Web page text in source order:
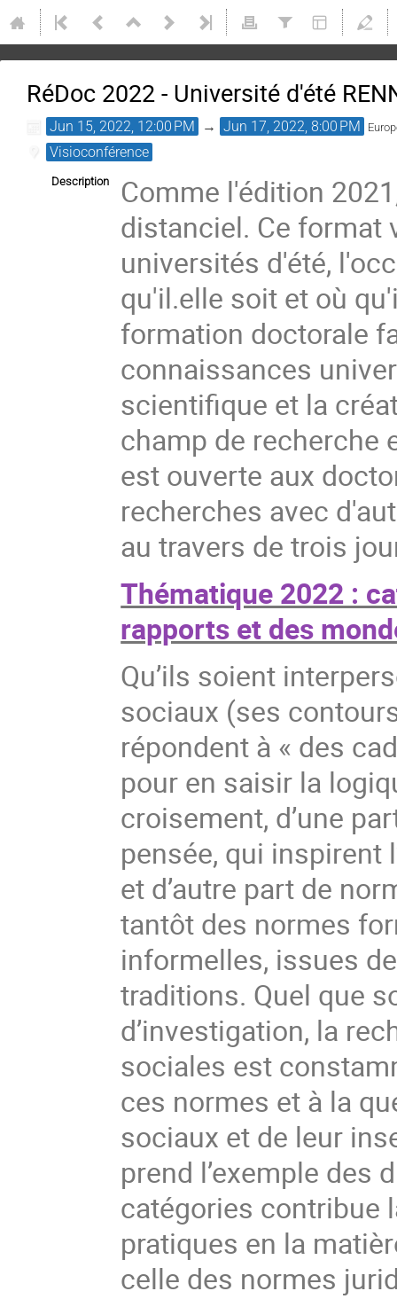
RéDoc 2022 - Université d'été
Jun 15, 2022, 12:00 PM → Jun 17, 2022, 8:00 PM
Visioconférence
Description
Comme l'édition
distanciel. Ce format
universités d'été,
qu'il.elle soit et où
formation doctorale
connaissances
scientifique et la
champ de recherche
est ouverte aux
recherches avec
au travers de trois
Thématique 2022 :
rapports et des
Qu’ils soient
sociaux (ses
répondent à « des
pour en saisir la
croisement, d’une
pensée, qui inspirent
et d’autre part de
tantôt des normes
informelles, issues
traditions. Quel que
d’investigation, la
sociales est
ces normes et à la
sociaux et de leur
prend l’exemple des
catégories contribue
pratiques en la
celle des normes